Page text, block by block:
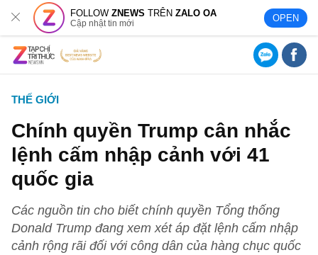
FOLLOWZNEWS TRÊNZALO OA
Cập nhật tin mới OPEN
THẾ GIỚI
Chính quyền Trump cân nhắc
lệnh cấm nhập cảnh với 41
quốc gia
Các nguồn tin cho biết chính quyền Tổng thống
Donald Trump đang xem xét áp đặt lệnh cấm nhập
cảnh rộng rãi đối với công dân của hàng chục quốc